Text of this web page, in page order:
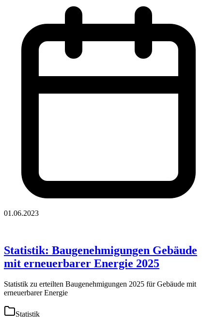
01.06.2023
Statistik: Baugenehmigungen Gebäude
mit erneuerbarer Energie 2025
Statistik zu erteilten Baugenehmigungen 2025 für Gebäude mit
erneuerbarer Energie
Statistik